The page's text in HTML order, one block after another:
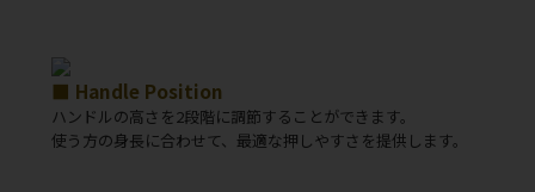
■ Handle Position
ハンドルの高さを2段階に調節することができます。
使う方の身長に合わせて、最適な押しやすさを提供します。